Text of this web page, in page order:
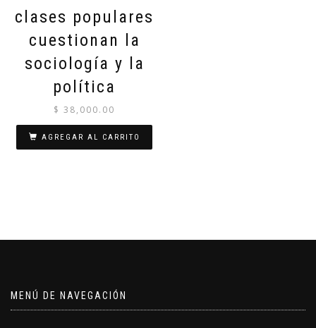
clases populares
cuestionan la
sociología y la
política
$ 38,000.00
AGREGAR AL CARRITO
MENÚ DE NAVEGACIÓN